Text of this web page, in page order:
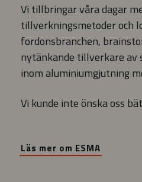
Vi tillbringar våra dagar
tillverkningsmetoder och
fordonsbranchen,
nytänkande tillverkare av
inom aluminiumgjutning
Vi kunde inte önska oss
Läs mer om ESMA